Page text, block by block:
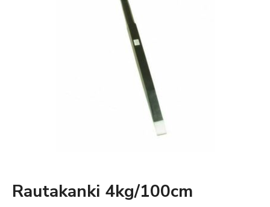
Rautakanki 4kg/100cm